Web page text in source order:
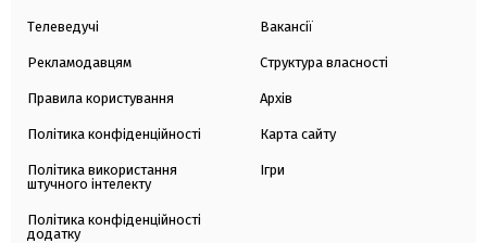
Телеведучі
Рекламодавцям
Правила користування
Політика конфіденційності
Політика використання
штучного інтелекту
Політика конфіденційності
додатку
Вакансії
Структура власності
Архів
Карта сайту
Ігри